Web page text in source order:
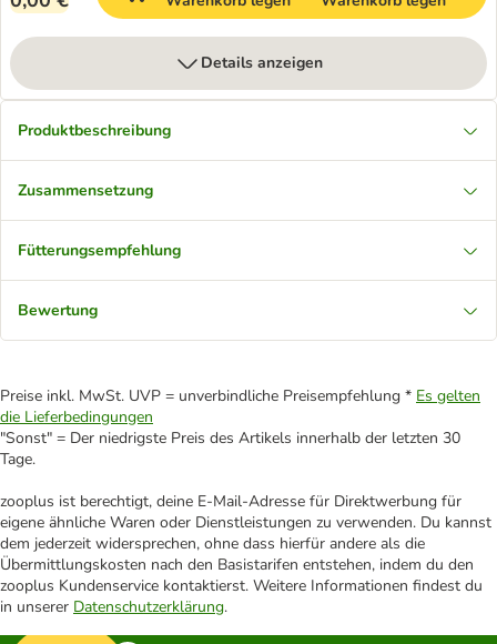
Details anzeigen
Produktbeschreibung
Zusammensetzung
Fütterungsempfehlung
Bewertung
Preise inkl. MwSt. UVP = unverbindliche Preisempfehlung * Es gelten
die Lieferbedingungen
"Sonst" = Der niedrigste Preis des Artikels innerhalb der letzten 30
Tage.
zooplus ist berechtigt, deine E-Mail-Adresse für Direktwerbung für
eigene ähnliche Waren oder Dienstleistungen zu verwenden. Du kannst
dem jederzeit widersprechen, ohne dass hierfür andere als die
Übermittlungskosten nach den Basistarifen entstehen, indem du den
zooplus Kundenservice kontaktierst. Weitere Informationen findest du
in unserer Datenschutzerklärung.